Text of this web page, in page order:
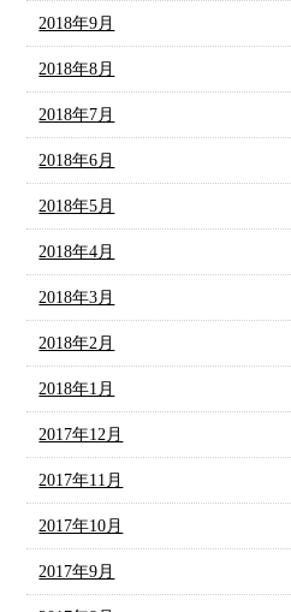
2018年9月
2018年8月
2018年7月
2018年6月
2018年5月
2018年4月
2018年3月
2018年2月
2018年1月
2017年12月
2017年11月
2017年10月
2017年9月